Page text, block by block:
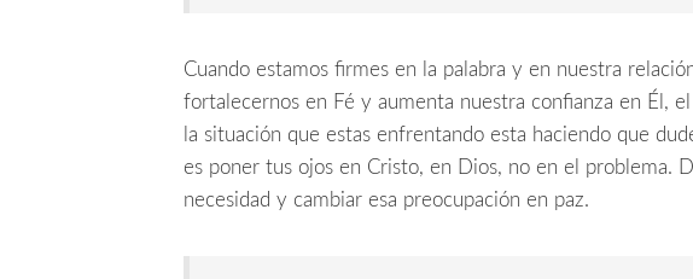
Cuando estamos firmes en la palabra y en nuestra
fortalecernos en Fé y aumenta nuestra confianza en Él,
la situación que estas enfrentando esta haciendo que
es poner tus ojos en Cristo, en Dios, no en el problema.
necesidad y cambiar esa preocupación en paz.